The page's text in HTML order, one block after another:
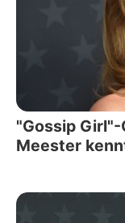
"Gossip
Meester